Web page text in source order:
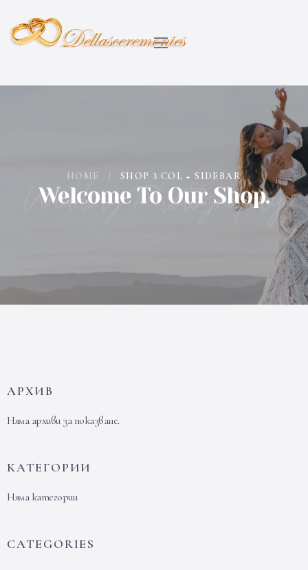
HOME / SHOP 3 COL + SIDEBAR
Welcome To Our Shop.
Wedding Photography
АРХИВ
Няма архиви за показване.
КАТЕГОРИИ
Няма категории
CATEGORIES